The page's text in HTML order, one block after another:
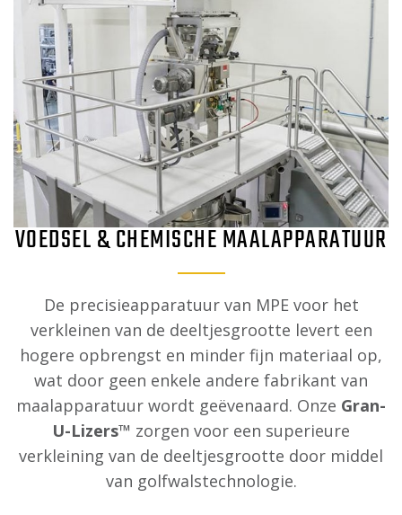
VOEDSEL & CHEMISCHE MAALAPPARATUUR
De precisieapparatuur van MPE voor het
verkleinen van de deeltjesgrootte levert een
hogere opbrengst en minder fijn materiaal op,
wat door geen enkele andere fabrikant van
maalapparatuur wordt geëvenaard. Onze Gran-
U-Lizers™ zorgen voor een superieure
verkleining van de deeltjesgrootte door middel
van golfwalstechnologie.